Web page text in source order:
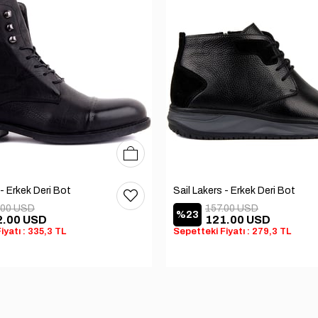
Erkek Deri Bot
USD
USD
: 335,3 TL
40 414243
Sail Lakers - Erkek Deri Bot
%23 121.00 USD
157.00 USD
Sepetteki Fiyatı : 279,3 TL